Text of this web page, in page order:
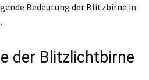
Bedeutung der Blitzbirne in
der Blitzlichtbirne